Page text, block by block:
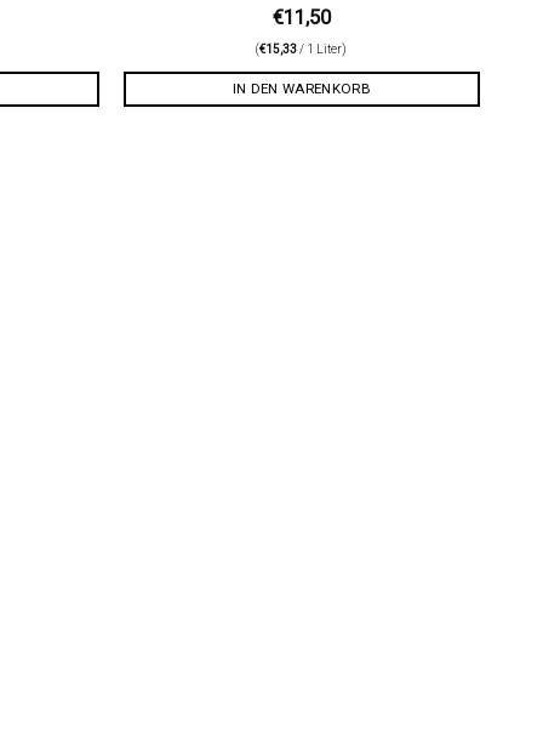
€11,50
(€15,33/ 1 Liter)
IN DEN WARENKORB